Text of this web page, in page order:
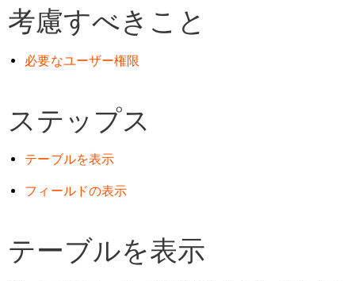
考慮すべきこと
必要なユーザー権限
ステップス
テーブルを表示
フィールドの表示
テーブルを表示